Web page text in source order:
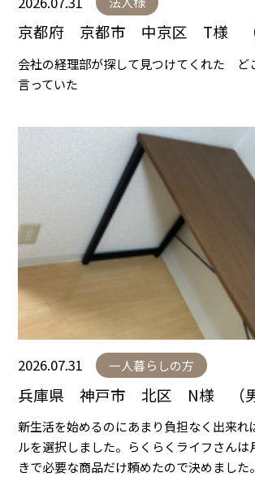
京都府 京都市 中京区 T様 （
会社の経理部が探して見つけてくれた ど
言っていた
2026.07.31 一人暮らしの方
兵庫県 神戸市 北区 N様 （男
新生活を始めるのにあまり負担なく出来れ
ルを選択しました。らくらくライフさんは
きで必要な商品だけ頼めたので決めました。